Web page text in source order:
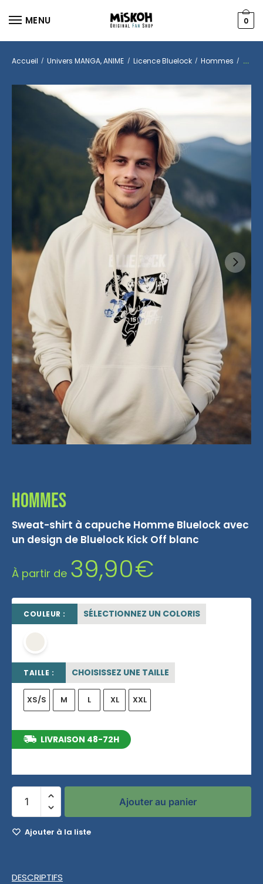
MENU 0
Accueil / Univers MANGA, ANIME / Licence Bluelock / Hommes /
Hommes
Sweat-shirt à capuche Homme Bluelock avec
un design de Bluelock Kick Off blanc
À partir de 39,90€
COULEUR : SÉLECTIONNEZ UN COLORIS
TAILLE : CHOISISSEZ UNE TAILLE
XS/S M L XL XXL
LIVRAISON 48-72H
Ajouter au panier
Ajouter à la liste
DESCRIPTIFS